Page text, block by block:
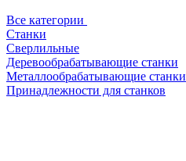
Все категории
Станки
Сверлильные
Деревообрабатывающие станки
Металлообрабатывающие станки
Принадлежности для станков